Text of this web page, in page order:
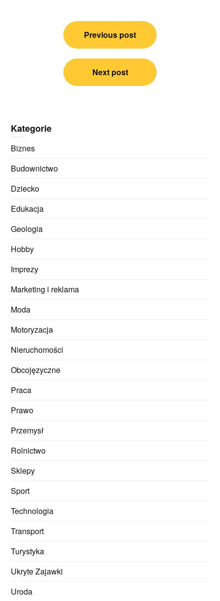
Nawigacja
Previous post
Next post
Kategorie
Biznes
Budownictwo
Dziecko
Edukacja
Geologia
Hobby
Imprezy
Marketing i reklama
Moda
Motoryzacja
Nieruchomości
Obcojęzyczne
Praca
Prawo
Przemysł
Rolnictwo
Sklepy
Sport
Technologia
Transport
Turystyka
Ukryte Zajawki
Uroda